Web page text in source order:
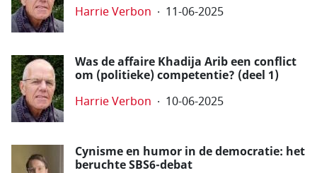
Harrie Verbon 11-06-2025
Was de affaire Khadija Arib een conflict
om (politieke) competentie? (deel 1)
Harrie Verbon 10-06-2025
Cynisme en humor in de democratie: het
beruchte SBS6-debat